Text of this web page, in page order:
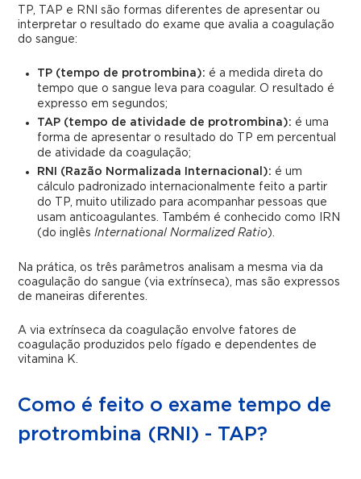
TP, TAP e RNI são formas diferentes de apresentar ou
interpretar o resultado do exame que avalia a coagulação
do sangue:
TP (tempo de protrombina): é a medida direta do
tempo que o sangue leva para coagular. O resultado é
expresso em segundos;
TAP (tempo de atividade de protrombina): é uma
forma de apresentar o resultado do TP em percentual
de atividade da coagulação;
RNI (Razão Normalizada Internacional): é um
cálculo padronizado internacionalmente feito a partir
do TP, muito utilizado para acompanhar pessoas que
usam anticoagulantes. Também é conhecido como IRN
(do inglêsInternational Normalized Ratio).
Na prática, os três parâmetros analisam a mesma via da
coagulação do sangue (via extrínseca), mas são expressos
de maneiras diferentes.
A via extrínseca da coagulação envolve fatores de
coagulação produzidos pelo fígado e dependentes de
vitamina K.
Como é feito o exame tempo de
protrombina (RNI) - TAP?